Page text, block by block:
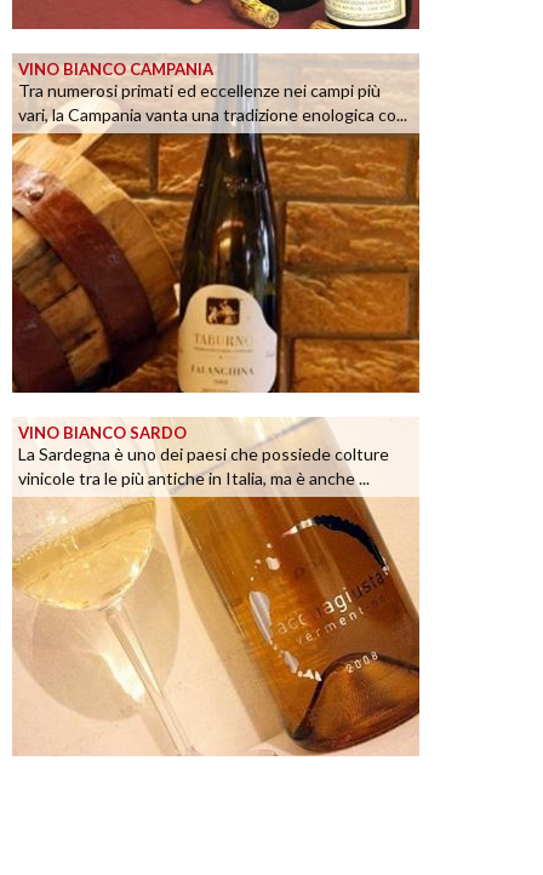
VINO BIANCO CAMPANIA
Tra numerosi primati ed eccellenze nei campi più
vari, la Campania vanta una tradizione enologica co...
VINO BIANCO SARDO
La Sardegna è uno dei paesi che possiede colture
vinicole tra le più antiche in Italia, ma è anche ...